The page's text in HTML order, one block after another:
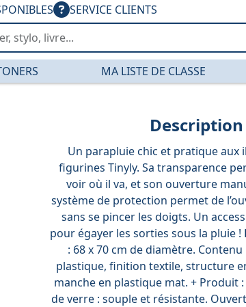
SERVICE CLIENTS
MA LISTE DE CLASSE
Description
Un parapluie chic et pratique aux
figurines Tinyly. Sa transparence
voir où il va, et son ouverture
système de protection permet de
sans se pincer les doigts. Un
pour égayer les sorties sous la pluie
: 68 x 70 cm de diamètre.
plastique, finition textile, structure
manche en plastique mat. + Produit
de verre : souple et résistante.